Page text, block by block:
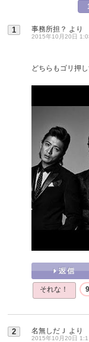
1 事務所担？ より
2015年10月20日
どちらもゴリ押
それな！
2 名無しだＪ より
2015年10月20日